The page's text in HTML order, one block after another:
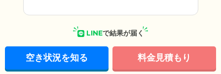
LINEで結果が届く
空き状況を知る 料金見積もり